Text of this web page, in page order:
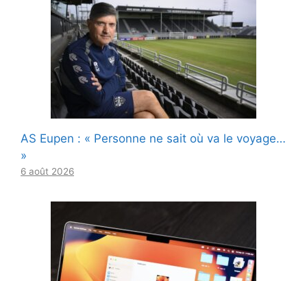
AS Eupen : « Personne ne sait où va le voyage…
»
6 août 2026